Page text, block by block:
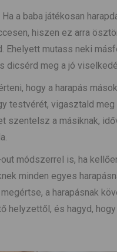
a baba játékosan
hiszen ez arra
Ehelyett mutass neki
dicsérd meg a jó
hogy a harapás
testvérét, vigasztald
szentelsz a másiknak,
módszerrel is, ha
minden egyes
a harapásnak
helyzettől, és hagyd,